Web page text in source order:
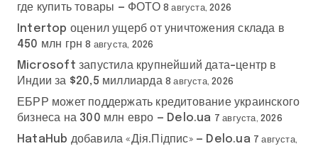
где купить товары — ФОТО 8 августа, 2026
Intertop оценил ущерб от уничтожения склада в
450 млн грн 8 августа, 2026
Microsoft запустила крупнейший дата-центр в
Индии за $20,5 миллиарда 8 августа, 2026
ЕБРР может поддержать кредитование украинского
бизнеса на 300 млн евро — Delo.ua 7 августа, 2026
HataHub добавила «Дія.Підпис» — Delo.ua 7 августа,